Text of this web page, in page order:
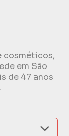
cosméticos,
em São
de 47 anos